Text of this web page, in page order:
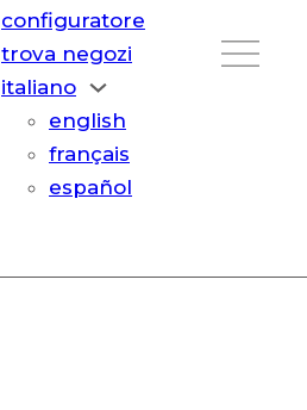
configuratore
trova negozi
italiano
english
français
español